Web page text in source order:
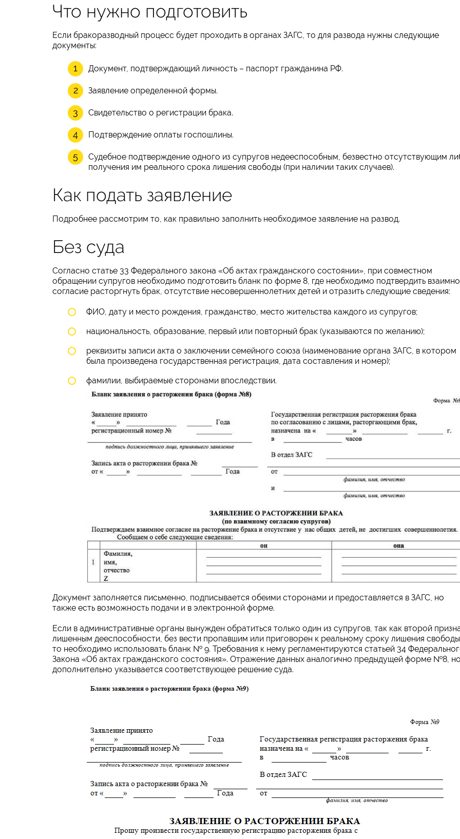
Что нужно подготовить
Если бракоразводный процесс будет проходить в органах ЗАГС, то для развода нужны следующие
документы:
Документ, подтверждающий личность – паспорт гражданина РФ.
Заявление определенной формы.
Свидетельство о регистрации брака.
Подтверждение оплаты госпошлины.
Судебное подтверждение одного из супругов недееспособным, безвестно отсутствующим
получения им реального срока лишения свободы (при наличии таких случаев).
Как подать заявление
Подробнее рассмотрим то, как правильно заполнить необходимое заявление на развод.
Без суда
Согласно статье 33 Федерального закона «Об актах гражданского состоянии», при совместном
обращении супругов необходимо подготовить бланк по форме 8, где необходимо подтвердить
согласие расторгнуть брак, отсутствие несовершеннолетних детей и отразить следующие сведения:
ФИО, дату и место рождения, гражданство, место жительства каждого из супругов;
национальность, образование, первый или повторный брак (указываются по желанию);
реквизиты записи акта о заключении семейного союза (наименование органа ЗАГС, в котором
была произведена государственная регистрация, дата составления и номер);
фамилии, выбираемые сторонами впоследствии.
Документ заполняется письменно, подписывается обеими сторонами и предоставляется в ЗАГС, но
также есть возможность подачи и в электронной форме.
Если в административные органы вынужден обратиться только один из супругов, так как второй
лишенным дееспособности, без вести пропавшим или приговорен к реальному сроку лишения
то необходимо использовать бланк № 9. Требования к нему регламентируются статьей 34
Закона «Об актах гражданского состояния». Отражение данных аналогично предыдущей форме №8, но
дополнительно указывается соответствующее решение суда.